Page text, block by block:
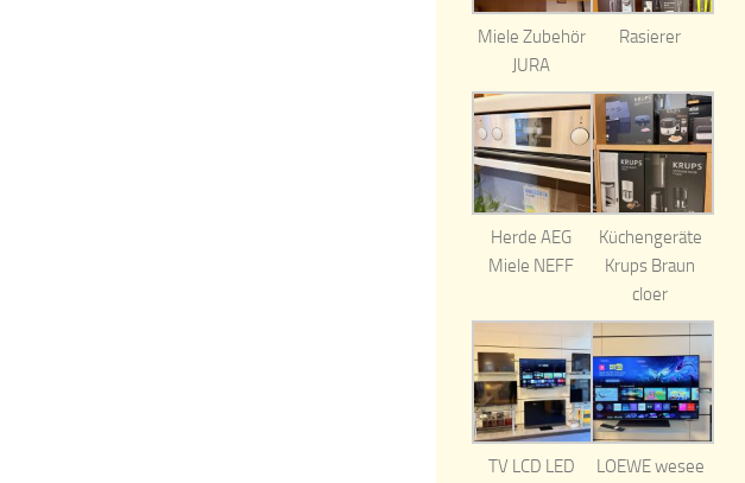
Miele Zubehör
JURA
Rasierer
Herde AEG
Miele NEFF
Küchengeräte
Krups Braun
cloer
TV LCD LED
LOEWE wesee